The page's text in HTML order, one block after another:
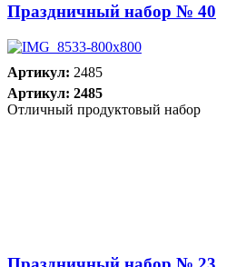
Праздничный набор № 40
Артикул: 2485
Артикул: 2485
Отличный продуктовый набор